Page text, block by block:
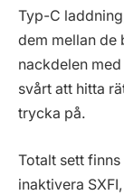
Typ-C
dem mellan de
nackdelen
svårt att hitta
trycka på.
Totalt sett
inaktivera